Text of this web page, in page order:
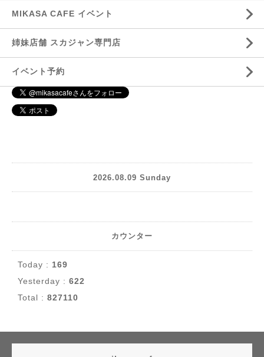
MIKASA CAFE イベント
姉妹店舗 スカジャン専門店
イベント予約
2026.08.09 Sunday
カウンター
Today : 169
Yesterday : 622
Total : 827110